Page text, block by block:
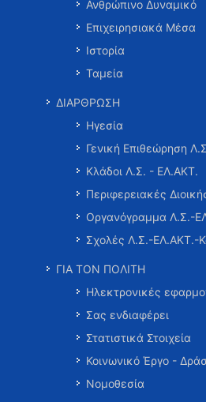
Ανθρώπινο Δυναμικό
Επιχειρησιακά Μέσα
Ιστορία
Ταμεία
ΔΙΑΡΘΡΩΣΗ
Ηγεσία
Γενική Επιθεώρηση
Κλάδοι Λ.Σ. - ΕΛ.ΑΚΤ.
Περιφερειακές
Οργανόγραμμα Λ.Σ.-
Σχολές Λ.Σ.-ΕΛ.ΑΚΤ.-
ΓΙΑ ΤΟΝ ΠΟΛΙΤΗ
Ηλεκτρονικές
Σας ενδιαφέρει
Στατιστικά Στοιχεία
Κοινωνικό Έργο -
Νομοθεσία